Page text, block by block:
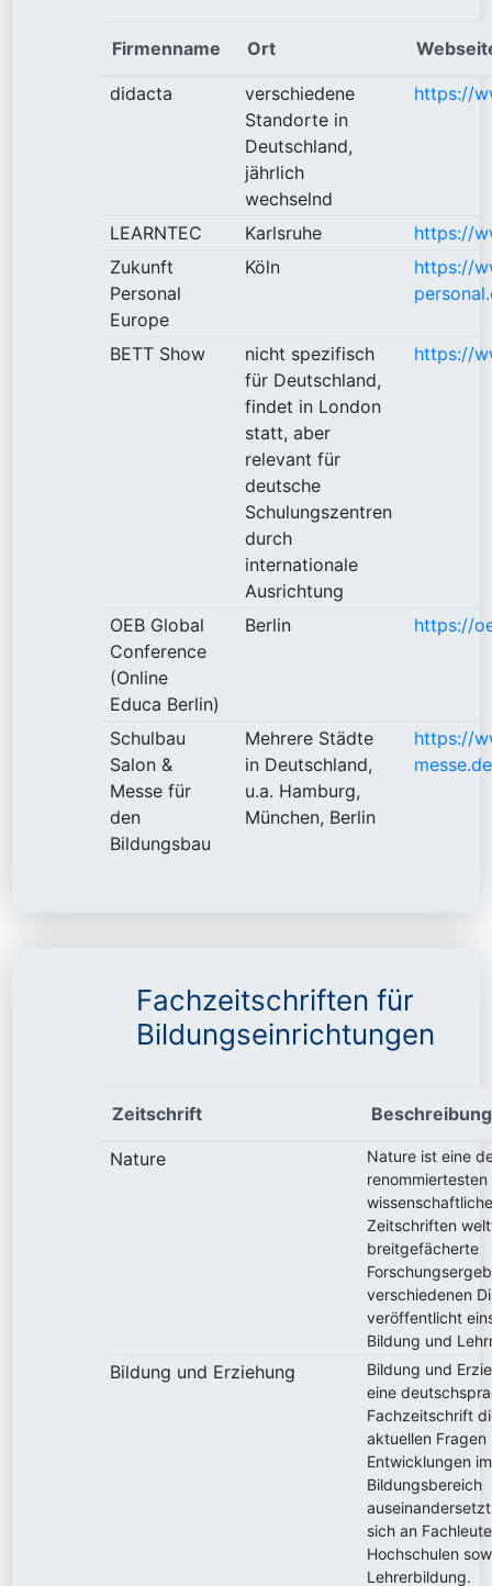
Firmenname Ort
didacta
verschiedene
Standorte in
Deutschland,
jährlich
wechselnd
https://
LEARNTEC Karlsruhe
https://
Zukunft
Personal
Europe
Köln
https://
BETT Show
nicht spezifisch
für Deutschland,
findet in London
statt, aber
relevant für
deutsche
Schulungszentren
durch
internationale
Ausrichtung
https://
OEB Global
Conference
(Online
Educa Berlin)
Berlin https://
Schulbau
Salon &
Messe für
den
Bildungsbau
Mehrere Städte
in Deutschland,
u.a. Hamburg,
München, Berlin
https://
Fachzeitschriften für
Bildungseinrichtungen
Zeitschrift Beschreibung
Nature
Nature ist eine
renommiertesten
Zeitschriften
breitgefächerte
verschiedenen
veröffentlicht
Bildung und
Bildung und Erziehung
Bildung und
eine
Fachzeitschrift
aktuellen Fragen
Entwicklungen im
Bildungsbereich
sich an
Hochschulen
Lehrerbildung.